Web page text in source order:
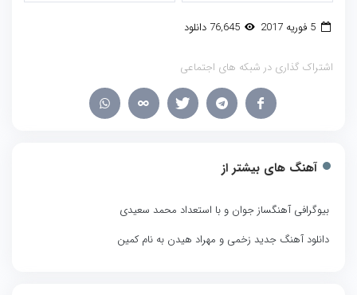
5 فوریه 2017 76,645 دانلود
اشتراک گذاری در شبکه های اجتماعی
آهنگ های بیشتر از
بیوگرافی آهنگساز جوان و با استعداد محمد سعیدی
دانلود آهنگ جدید زخمی و مهراد هیدن به نام کمین